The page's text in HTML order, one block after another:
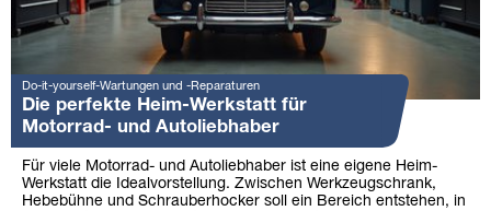
Do-it-yourself-Wartungen und -Reparaturen
Die perfekte Heim-Werkstatt für
Motorrad- und Autoliebhaber
Für viele Motorrad- und Autoliebhaber ist eine eigene Heim-
Werkstatt die Idealvorstellung. Zwischen Werkzeugschrank,
Hebebühne und Schrauberhocker soll ein Bereich entstehen, in